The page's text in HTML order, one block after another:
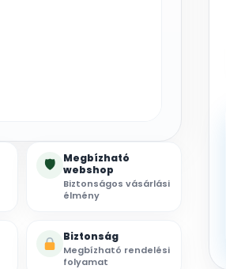
🛡
Megbízható
webshop
Biztonságos vásárlási
élmény
Biztonság
Megbízható rendelési
folyamat